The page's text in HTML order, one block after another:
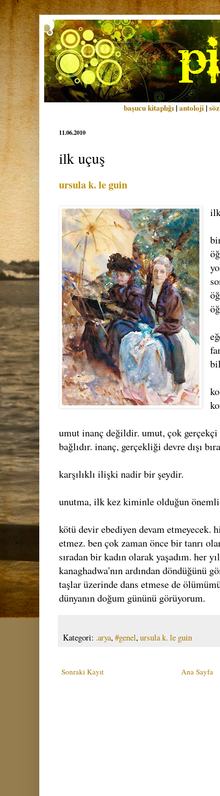
başucu kitaplığı |antoloji |
11.06.2010
ilk uçuş
ursula k. le guin
umut inanç değildir. umut, çok
bağlıdır. inanç, gerçekliği devre dışı
karşılıklı ilişki nadir bir şeydir.
unutma, ilk kez kiminle olduğun
kötü devir ebediyen devam etmeyecek.
etmez. ben çok zaman önce bir tanrı
sıradan bir kadın olarak yaşadım. her
kanaghadwa'nın ardından döndüğünü
taşlar üzerinde dans etmese de
dünyanın doğum gününü görüyorum.
Kategori: .arya,#genel,ursula k. le guin
Sonraki Kayıt Ana Sayfa